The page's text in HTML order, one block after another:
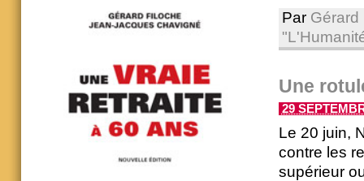
Par Gérard
Une
29
Le 20 juin,
contre les
supérieur